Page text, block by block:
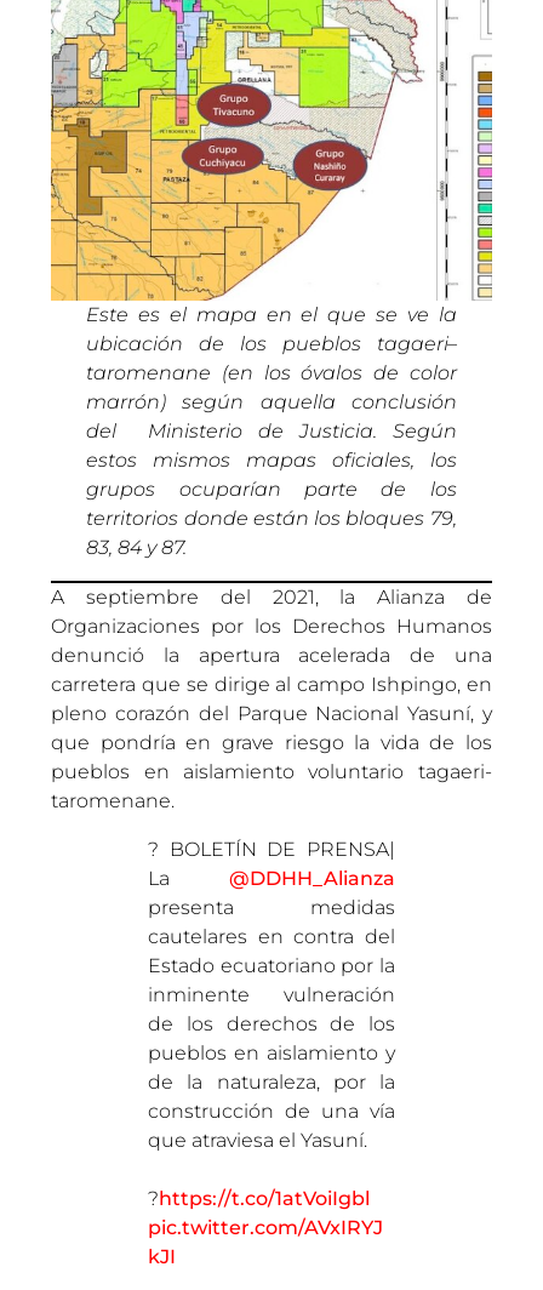
Este es el mapa en el que se ve la
ubicación de los pueblos tagaeri–
taromenane (en los óvalos de color
marrón) según aquella conclusión
del Ministerio de Justicia. Según
estos mismos mapas oficiales, los
grupos ocuparían parte de los
territorios donde están los bloques 79,
83, 84 y 87.
A septiembre del 2021, la Alianza de
Organizaciones por los Derechos Humanos
denunció la apertura acelerada de una
carretera que se dirige al campo Ishpingo, en
pleno corazón del Parque Nacional Yasuní, y
que pondría en grave riesgo la vida de los
pueblos en aislamiento voluntario tagaeri-
taromenane.
? BOLETÍN DE PRENSA|
La @DDHH_Alianza
presenta medidas
cautelares en contra del
Estado ecuatoriano por la
inminente vulneración
de los derechos de los
pueblos en aislamiento y
de la naturaleza, por la
construcción de una vía
que atraviesa el Yasuní.
?https://t.co/1atVoiIgbl
pic.twitter.com/AVxIRYJ
kJI